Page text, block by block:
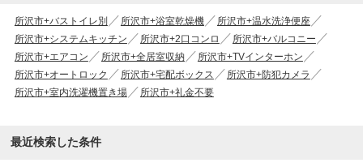
所沢市+バストイレ別 所沢市+浴室乾燥機
所沢市+温水洗浄便座
所沢市+システムキッチン
所沢市+2口コンロ
所沢市+バルコニー
所沢市+エアコン
所沢市+全居室収納
所沢市+TVインターホン
所沢市+オートロック
所沢市+宅配ボックス
所沢市+防犯カメラ
所沢市+室内洗濯機置き場
所沢市+礼金不要
最近検索した条件